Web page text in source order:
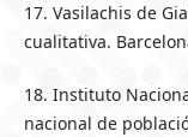
17. Vasilachis de
cualitativa.
18. Instituto
nacional de